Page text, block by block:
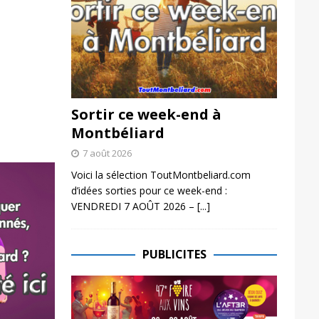
Sortir ce week-end à
Montbéliard
7 août 2026
Voici la sélection ToutMontbeliard.com
d’idées sorties pour ce week-end :
VENDREDI 7 AOÛT 2026 – [...]
PUBLICITES